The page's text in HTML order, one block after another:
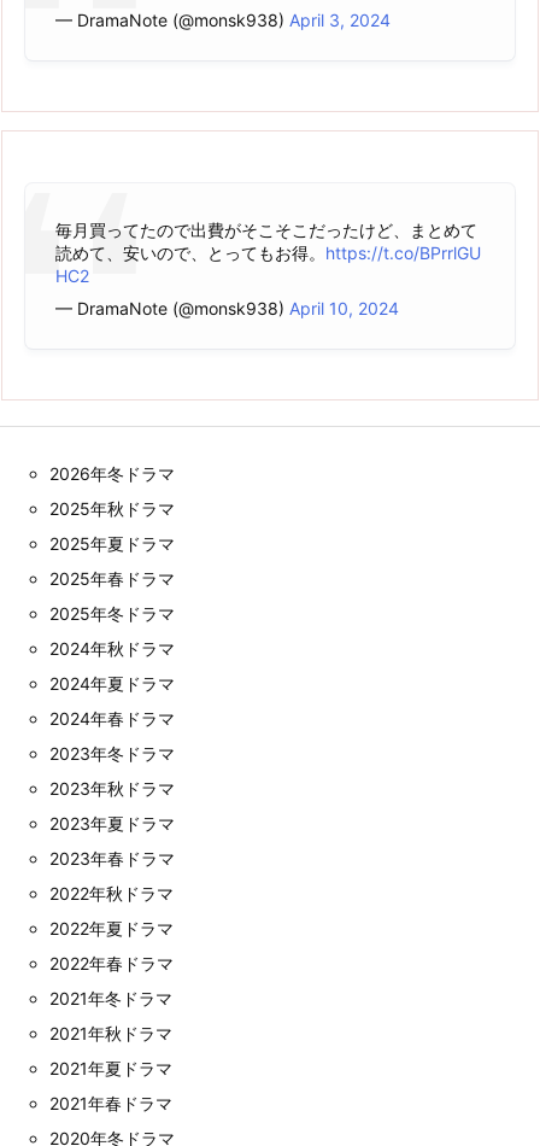
— DramaNote (@monsk938) April 3, 2024
毎月買ってたので出費がそこそこだったけど、まとめて
読めて、安いので、とってもお得。 https://t.co/BPrrlGU
HC2
— DramaNote (@monsk938) April 10, 2024
2026年冬ドラマ
2025年秋ドラマ
2025年夏ドラマ
2025年春ドラマ
2025年冬ドラマ
2024年秋ドラマ
2024年夏ドラマ
2024年春ドラマ
2023年冬ドラマ
2023年秋ドラマ
2023年夏ドラマ
2023年春ドラマ
2022年秋ドラマ
2022年夏ドラマ
2022年春ドラマ
2021年冬ドラマ
2021年秋ドラマ
2021年夏ドラマ
2021年春ドラマ
2020年冬ドラマ